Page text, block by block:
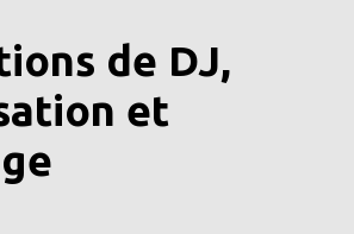
de DJ,
et